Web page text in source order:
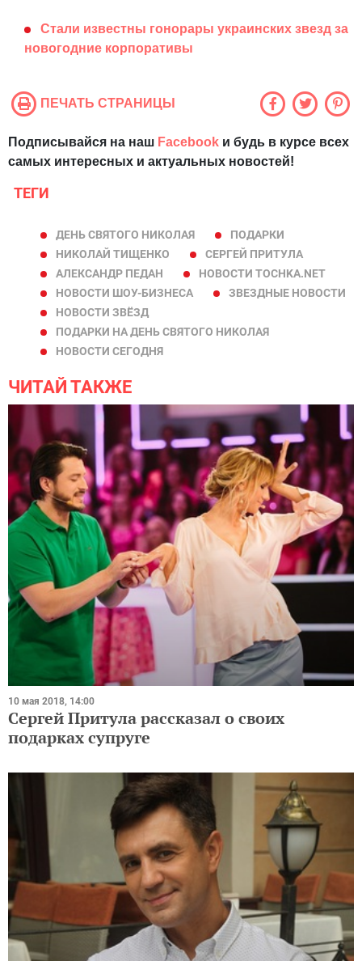
Стали известны гонорары украинских звезд за
новогодние корпоративы
ПЕЧАТЬ СТРАНИЦЫ
Подписывайся на наш Facebook и будь в курсе всех
самых интересных и актуальных новостей!
ТЕГИ
ДЕНЬ СВЯТОГО НИКОЛАЯ
ПОДАРКИ
НИКОЛАЙ ТИЩЕНКО
СЕРГЕЙ ПРИТУЛА
АЛЕКСАНДР ПЕДАН
НОВОСТИ TOCHKA.NET
НОВОСТИ ШОУ-БИЗНЕСА
ЗВЕЗДНЫЕ НОВОСТИ
НОВОСТИ ЗВЁЗД
ПОДАРКИ НА ДЕНЬ СВЯТОГО НИКОЛАЯ
НОВОСТИ СЕГОДНЯ
ЧИТАЙ ТАКЖЕ
10 мая 2018, 14:00
Сергей Притула рассказал о своих
подарках супруге